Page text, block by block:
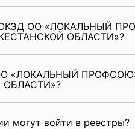
ОКЭД ОО «ЛОКАЛЬНЫЙ
ОБЛАСТИ»?
«ЛОКАЛЬНЫЙ
ОБЛАСТИ»?
могут войти в реестры?